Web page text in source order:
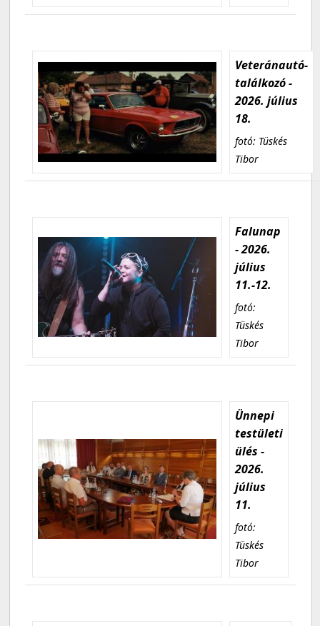
Veteránautó-
találkozó -
2026. július
18.
fotó: Tüskés
Tibor
Falunap
- 2026.
július
11.-12.
fotó:
Tüskés
Tibor
Ünnepi
testületi
ülés -
2026.
július
11.
fotó:
Tüskés
Tibor